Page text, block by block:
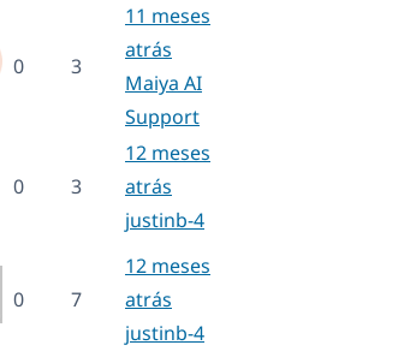
0 3
11 meses
atrás
Maiya AI
Support
0 3
12 meses
atrás
justinb-4
0 7
12 meses
atrás
justinb-4